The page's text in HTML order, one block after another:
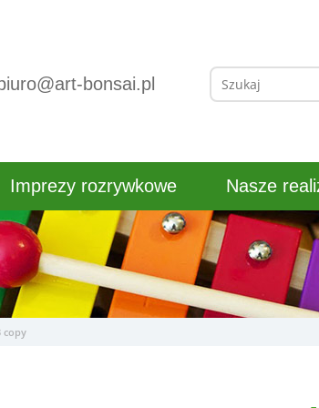
biuro@art-bonsai.pl Szukaj:
Imprezy rozrywkowe Nasze
copy